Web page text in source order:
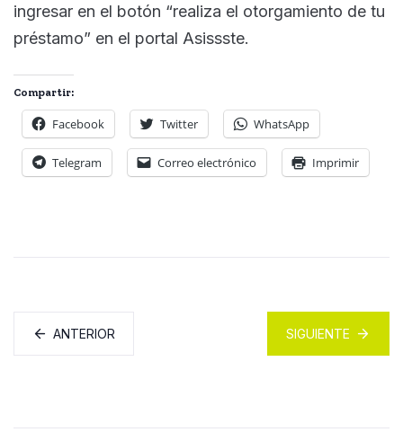
ingresar en el botón “realiza el otorgamiento de tu
préstamo” en el portal Asissste.
Compartir:
Facebook Twitter WhatsApp
Telegram Correo electrónico Imprimir
ANTERIOR SIGUIENTE